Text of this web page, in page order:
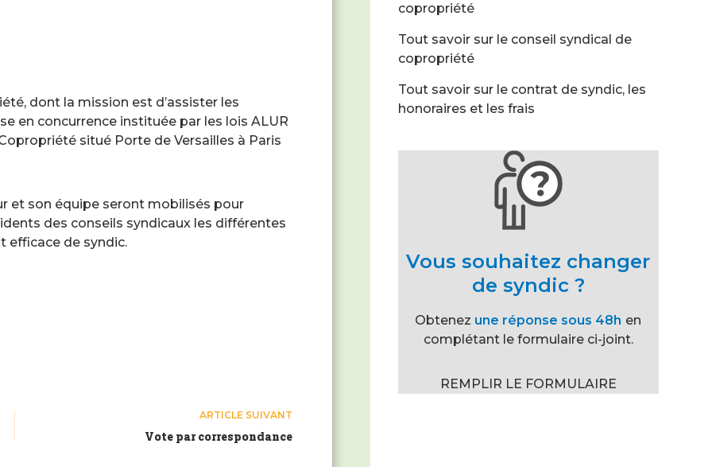
dont la mission est d’assister les
en concurrence instituée par les lois ALUR
situé Porte de Versailles à Paris
et son équipe seront mobilisés pour
des conseils syndicaux les différentes
efficace de syndic.
ARTICLE SUIVANT
Vote par correspondance
copropriété
Tout savoir sur le conseil syndical de
copropriété
Tout savoir sur le contrat de syndic, les
honoraires et les frais
Vous souhaitez changer
de syndic ?
Obtenez une réponse sous 48h en
complétant le formulaire ci-joint.
REMPLIR LE FORMULAIRE